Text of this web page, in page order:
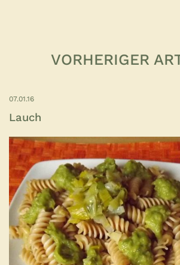
VORHERIGER
07.01.16
Lauch